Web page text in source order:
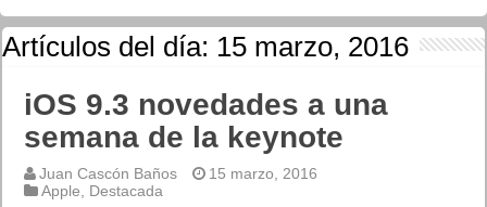
Artículos del día: 15 marzo, 2016
iOS 9.3 novedades a una
semana de la keynote
Juan Cascón Baños
15 marzo, 2016
Apple
Destacada